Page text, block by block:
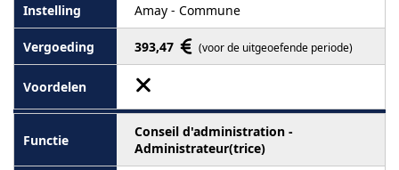
Amay - Commune
393,47 (voor de uitgeoefende periode)
Conseil d'administration -
Administrateur(trice)